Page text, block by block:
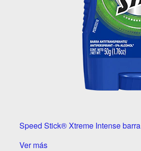
Speed Stick® Xtreme Intense barra
Ver más